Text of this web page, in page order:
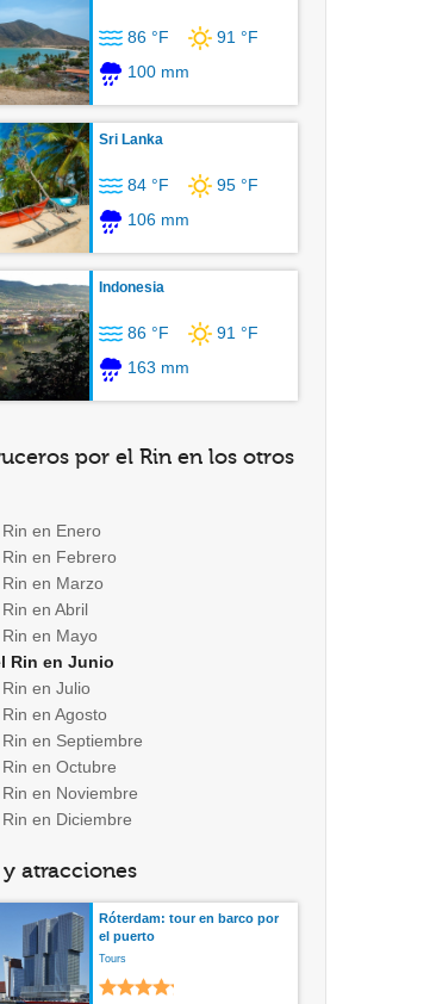
86 °F
91 °F
100 mm
Sri Lanka
84 °F
95 °F
106 mm
Indonesia
86 °F
91 °F
163 mm
por el Rin en los otros
en Enero
en Febrero
en Marzo
en Abril
en Mayo
Rin en Junio
en Julio
en Agosto
en Septiembre
en Octubre
en Noviembre
en Diciembre
atracciones
Róterdam: tour en barco por
el puerto
Tours